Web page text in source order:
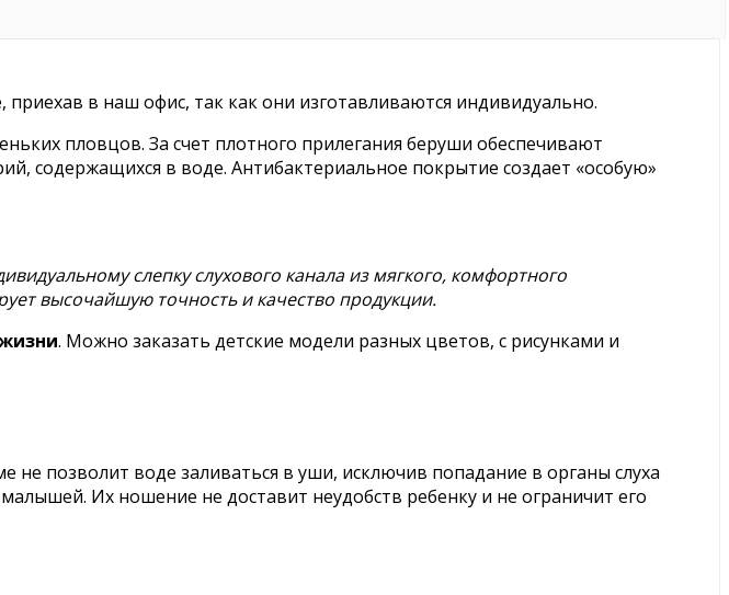
в наш офис, так как они изготавливаются индивидуально.
пловцов. За счет плотного прилегания беруши обеспечивают
содержащихся в воде. Антибактериальное покрытие создает «особую»
слепку слухового канала из мягкого, комфортного
высочайшую точность и качество продукции.
. Можно заказать детские модели разных цветов, с рисунками и
позволит воде заливаться в уши, исключив попадание в органы слуха
Их ношение не доставит неудобств ребенку и не ограничит его